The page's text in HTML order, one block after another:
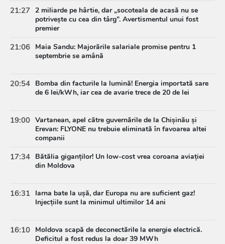
21:27 2 miliarde pe hârtie, dar „socoteala de acasă nu se
potrivește cu cea din târg”. Avertismentul unui fost
premier
21:06 Maia Sandu: Majorările salariale promise pentru 1
septembrie se amână
20:54 Bomba din facturile la lumină! Energia importată sare
de 6 lei/kWh, iar cea de avarie trece de 20 de lei
19:00 Vartanean, apel către guvernările de la Chișinău și
Erevan: FLYONE nu trebuie eliminată în favoarea altei
companii
17:34 Bătălia giganților! Un low-cost vrea coroana aviației
din Moldova
16:31 Iarna bate la ușă, dar Europa nu are suficient gaz!
Injecțiile sunt la minimul ultimilor 14 ani
16:10 Moldova scapă de deconectările la energie electrică.
Deficitul a fost redus la doar 39 MWh